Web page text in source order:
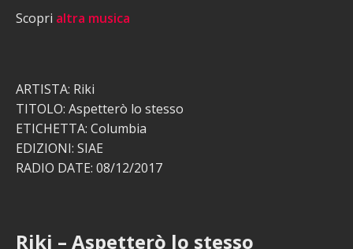
Scopri altra musica
ARTISTA: Riki
TITOLO: Aspetterò lo stesso
ETICHETTA: Columbia
EDIZIONI: SIAE
RADIO DATE: 08/12/2017
Riki – Aspetterò lo stesso